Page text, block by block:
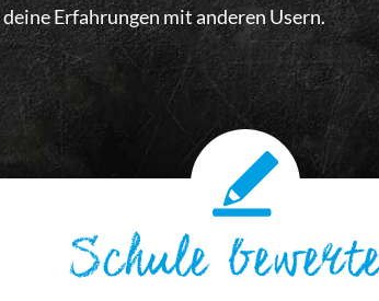
Erfahrungen mit anderen Usern.
Schule